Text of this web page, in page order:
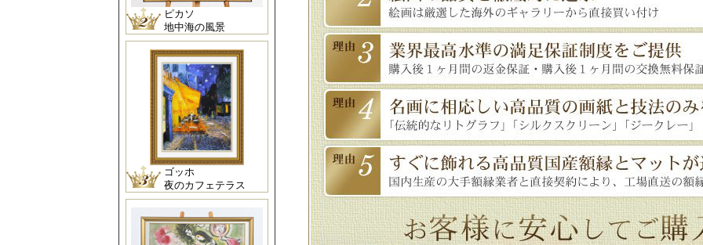
ピカソ
地中海の風景
ゴッホ
夜のカフェテラス